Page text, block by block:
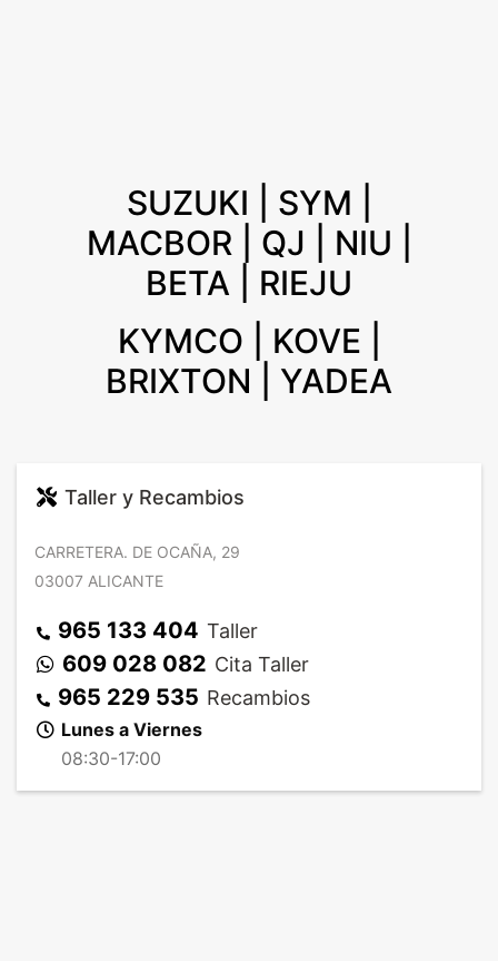
SUZUKI | SYM |
MACBOR | QJ | NIU |
BETA | RIEJU
KYMCO | KOVE |
BRIXTON | YADEA
Taller y Recambios
CARRETERA. DE OCAÑA, 29
03007 ALICANTE
965 133 404 Taller
609 028 082 Cita Taller
965 229 535 Recambios
Lunes a Viernes
08:30-17:00